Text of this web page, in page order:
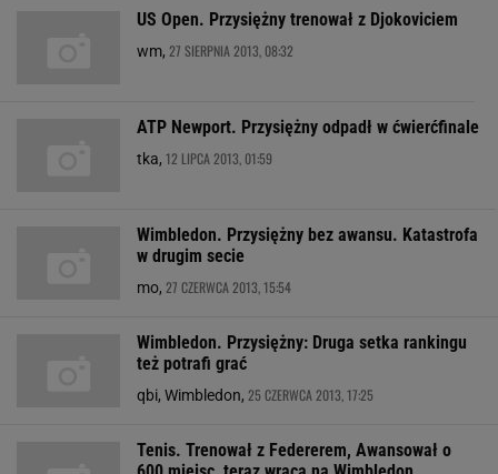
US Open. Przysiężny trenował z Djokoviciem
wm, 27 SIERPNIA 2013, 08:32
ATP Newport. Przysiężny odpadł w ćwierćfinale
tka, 12 LIPCA 2013, 01:59
Wimbledon. Przysiężny bez awansu. Katastrofa
w drugim secie
mo, 27 CZERWCA 2013, 15:54
Wimbledon. Przysiężny: Druga setka rankingu
też potrafi grać
qbi, Wimbledon, 25 CZERWCA 2013, 17:25
Tenis. Trenował z Federerem, Awansował o